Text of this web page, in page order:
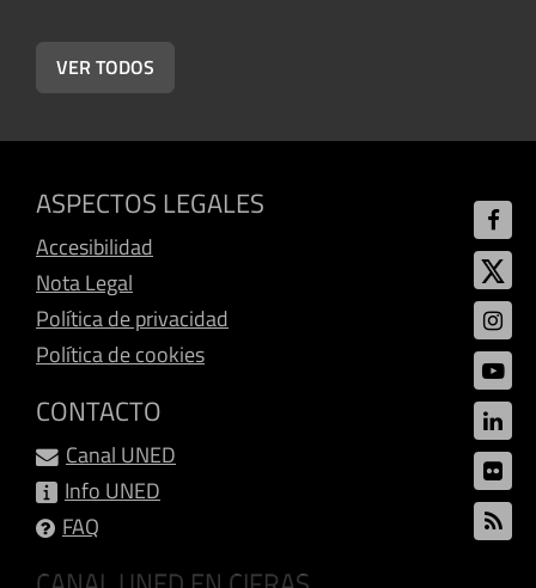
VER TODOS
ASPECTOS LEGALES
Accesibilidad
Nota Legal
Política de privacidad
Política de cookies
CONTACTO
Canal UNED
Info UNED
FAQ